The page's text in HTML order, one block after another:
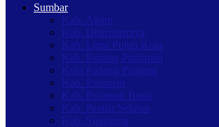
Sumbar
Kab. Agam
Kab. Dharmasraya
Kab. Lima Puluh Kota
Kab. Padang Pariaman
Kota Padang Panjang
Kab. Pasaman
Kab. Pasaman Barat
Kab. Pesisir Selatan
Kab. Sijunjung